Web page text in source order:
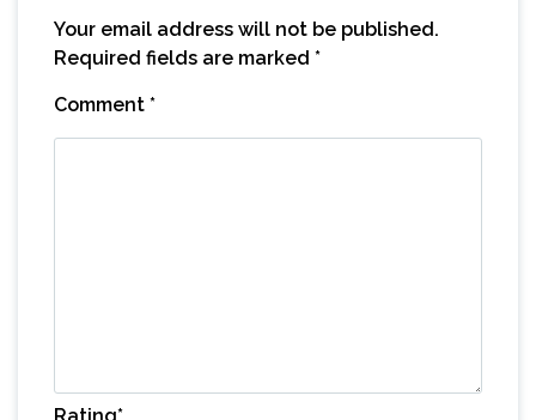
Your email address will not be published.
Required fields are marked *
Comment *